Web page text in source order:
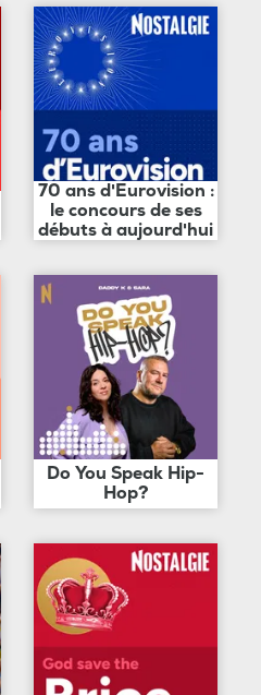
70 ans d'Eurovision :
le concours de ses
débuts à aujourd'hui
Do You Speak Hip-
Hop?